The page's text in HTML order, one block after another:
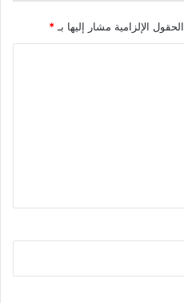
الحقول الإلزامية مشار إليها بـ *